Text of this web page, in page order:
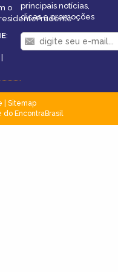
o
:
|
principais notícias,
dicas e promoções
Sitemap
do EncontraBrasil